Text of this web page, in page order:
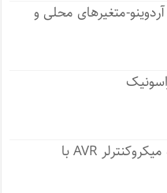
متغیرهای محلی و
دانلود کتاب 11 پروژه میکروکنترلر AVR با